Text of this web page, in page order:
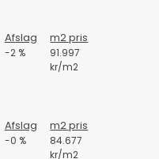
Afslag m2 pris
-2 %
91.997
kr/m2
Afslag m2 pris
-0 %
84.677
kr/m2